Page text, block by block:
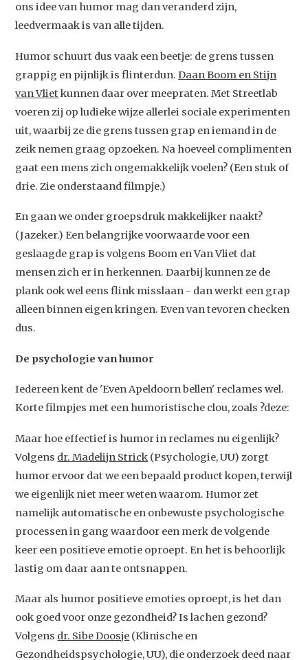
ons idee van humor mag dan veranderd zijn,
leedvermaak is van alle tijden.
Humor schuurt dus vaak een beetje: de grens tussen
grappig en pijnlijk is flinterdun.Daan Boom en Stijn
van Vlietkunnen daar over meepraten. Met Streetlab
voeren zij op ludieke wijze allerlei sociale experimenten
uit, waarbij ze die grens tussen grap en iemand in de
zeik nemen graag opzoeken. Na hoeveel complimenten
gaat een mens zich ongemakkelijk voelen? (Een stuk of
drie. Zie onderstaand filmpje.)
En gaan we onder groepsdruk makkelijker naakt?
(Jazeker.) Een belangrijke voorwaarde voor een
geslaagde grap is volgens Boom en Van Vliet dat
mensen zich er in herkennen. Daarbij kunnen ze de
plank ook wel eens flink misslaan - dan werkt een grap
alleen binnen eigen kringen. Even van tevoren checken
dus.
De psychologie van humor
Iedereen kent de 'Even Apeldoorn bellen' reclames wel.
Korte filmpjes met een humoristische clou, zoals ?deze:
Maar hoe effectief is humor in reclames nu eigenlijk?
Volgens dr. Madelijn Strick (Psychologie, UU) zorgt
humor ervoor dat we een bepaald product kopen, terwijl
we eigenlijk niet meer weten waarom. Humor zet
namelijk automatische en onbewuste psychologische
processen in gang waardoor een merk de volgende
keer een positieve emotie oproept. En het is behoorlijk
lastig om daar aan te ontsnappen.
Maar als humor positieve emoties oproept, is het dan
ook goed voor onze gezondheid? Is lachen gezond?
Volgens dr. Sibe Doosje (Klinische en
Gezondheidspsychologie, UU), die onderzoek deed naar